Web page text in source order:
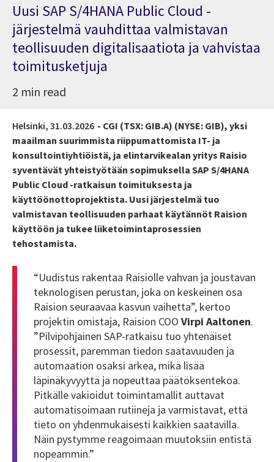
Uusi SAP S/4HANA Public Cloud -
järjestelmä vauhdittaa valmistavan
teollisuuden digitalisaatiota ja vahvistaa
toimitusketjuja
2 min read
Helsinki, 31.03.2026 - CGI (TSX: GIB.A) (NYSE: GIB), yksi
maailman suurimmista riippumattomista IT- ja
konsultointiyhtiöistä, ja elintarvikealan yritys Raisio
syventävät yhteistyötään sopimuksella SAP S/4HANA
Public Cloud -ratkaisun toimituksesta ja
käyttöönottoprojektista. Uusi järjestelmä tuo
valmistavan teollisuuden parhaat käytännöt Raision
käyttöön ja tukee liiketoimintaprosessien
tehostamista.
“Uudistus rakentaa Raisiolle vahvan ja joustavan
teknologisen perustan, joka on keskeinen osa
Raision seuraavaa kasvun vaihetta”, kertoo
projektin omistaja, Raision COO Virpi Aaltonen.
”Pilvipohjainen SAP-ratkaisu tuo yhtenäiset
prosessit, paremman tiedon saatavuuden ja
automaation osaksi arkea, mikä lisää
läpinäkyvyyttä ja nopeuttaa päätöksentekoa.
Pitkälle vakioidut toimintamallit auttavat
automatisoimaan rutiineja ja varmistavat, että
tieto on yhdenmukaisesti kaikkien saatavilla.
Näin pystymme reagoimaan muutoksiin entistä
nopeammin.”